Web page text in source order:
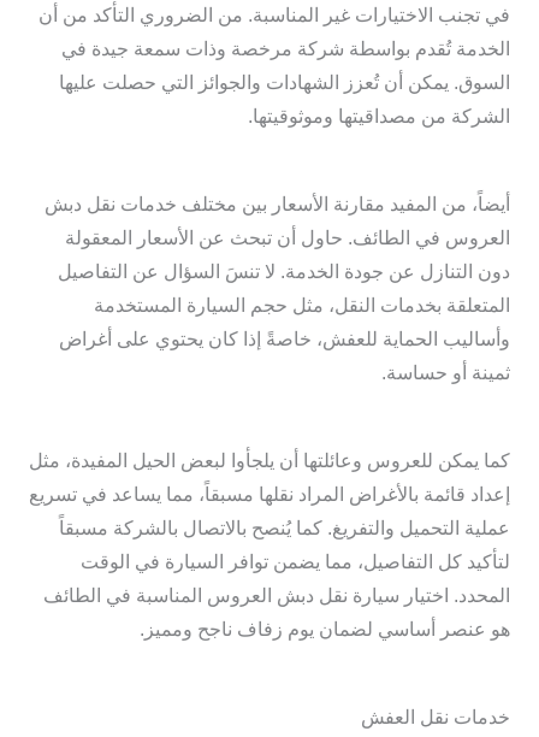
في تجنب الاختيارات غير المناسبة. من الضروري التأكد من أن
الخدمة تُقدم بواسطة شركة مرخصة وذات سمعة جيدة في
السوق. يمكن أن تُعزز الشهادات والجوائز التي حصلت عليها
الشركة من مصداقيتها وموثوقيتها.
أيضاً، من المفيد مقارنة الأسعار بين مختلف خدمات نقل دبش
العروس في الطائف. حاول أن تبحث عن الأسعار المعقولة
دون التنازل عن جودة الخدمة. لا تنسَ السؤال عن التفاصيل
المتعلقة بخدمات النقل، مثل حجم السيارة المستخدمة
وأساليب الحماية للعفش، خاصةً إذا كان يحتوي على أغراض
ثمينة أو حساسة.
كما يمكن للعروس وعائلتها أن يلجأوا لبعض الحيل المفيدة، مثل
إعداد قائمة بالأغراض المراد نقلها مسبقاً، مما يساعد في تسريع
عملية التحميل والتفريغ. كما يُنصح بالاتصال بالشركة مسبقاً
لتأكيد كل التفاصيل، مما يضمن توافر السيارة في الوقت
المحدد. اختيار سيارة نقل دبش العروس المناسبة في الطائف
هو عنصر أساسي لضمان يوم زفاف ناجح ومميز.
خدمات نقل العفش